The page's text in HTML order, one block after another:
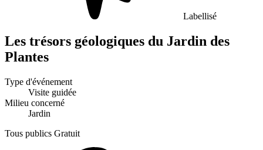
Labellisé
Les trésors géologiques du Jardin des
Plantes
Type d'événement
Visite guidée
Milieu concerné
Jardin
Tous publics Gratuit